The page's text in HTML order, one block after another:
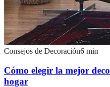
Consejos de Decoración6 min
Cómo elegir la mejor
hogar